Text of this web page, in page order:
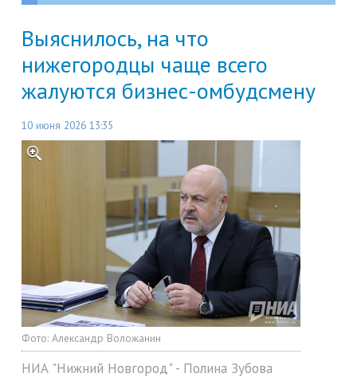
Выяснилось, на что
нижегородцы чаще всего
жалуются бизнес-омбудсмену
10 июня 2026 13:35
Фото: Александр Воложанин
НИА "Нижний Новгород" - Полина Зубова